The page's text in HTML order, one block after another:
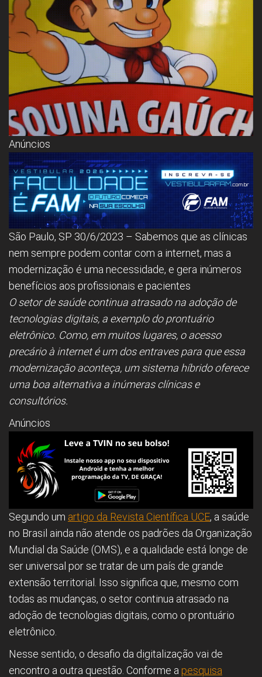
Congresso, Câmara
dos Deputados,
Assembleia
Legislativa,
Senado, São Paulo,
Rio de Janeiro,
Brasília, Nordeste,
Norte, Centro-
Oeste, Sul, Sudeste,
Vinhos, Bebidas,
Cervejas, Comida,
Receitas, Chef, RH,
Negócios,
Oportunidades,
Anúncios
São Paulo, SP 30/6/2023 – Sabemos que as clínicas
nem sempre podem contar com a internet, mas a
modernização é uma necessidade, e gera inúmeros
benefícios aos profissionais e pacientes
O setor de saúde continua atrasado na adoção de
tecnologias digitais, a exemplo do prontuário
eletrônico. Como, em muitos lugares, o acesso
precário à internet é um dos entraves para que essa
modernização aconteça, um sistema híbrido oferece
uma boa alternativa a inúmeras clínicas e
consultórios.
Anúncios
Segundo um artigo da Revista Científica UCE, a saúde
no Brasil ainda não atende os padrões da Organização
Mundial da Saúde (OMS), e a qualidade está longe de
ser universal por se tratar de um país de grande
extensão territorial. Isso significa que, mesmo com
todas as mudanças, o setor continua atrasado na
adoção de tecnologias digitais, como o prontuário
eletrônico.
Nesse sentido, o desafio da digitalização vai de
encontro a outra questão. Conforme a pesquisa